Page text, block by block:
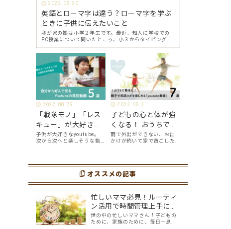
2022.08.30
英語とローマ字は違う？ローマ字を学ぶ
ときに子供に伝えたいこと
我が家の娘は小学２年生です。最近、知人に学校での
PC授業について聞いたところ、小３からタイピングを
よ、ということでした。 その話を聞いた娘は「私もや
ってみたい」ということでタイピングを始めたので…
2022.08.29
「戦隊モノ」「レス
キュー」が大好きな
年中男児が、自分か
ら好んで見る
選
子供が大好きなyoutube。
次から次へと楽しそうな動
ツールです。アットホーム留
学では、親子の会話・家庭
youtubeやゲーム、アプリ
2022.08.21
子どもの心と体が強
くなる！ おうちで簡
単に、親子で英語ヨ
ガを楽しめる
選
雨で外出ができない、お出
かけが続いて家で過ごした
な時は英語ヨガに親子で挑
戦してみませんか？ 今回の
にオススメの「youtube動
オススメの記事
忙しいママ必見！ルーティ
ン活用で時間管理上手にな
り、自分の理想を叶えまし
ょう！
世の中の忙しいママさん！子どもの
ために、家族のために、毎日一息つ